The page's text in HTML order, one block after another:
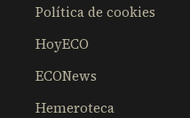
Política de cookies
HoyECO
ECONews
Hemeroteca